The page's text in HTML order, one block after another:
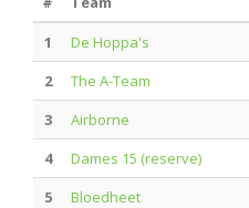
1
De Hoppa's
2
The A-Team
3
Airborne
4
Dames 15 (reserve)
5
Bloedheet